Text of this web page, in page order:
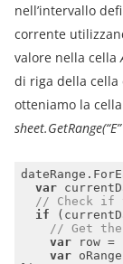
nell’intervallo
corrente
valore nella cella
di riga della
otteniamo la
var
// Check if
if
// Get the
var
var